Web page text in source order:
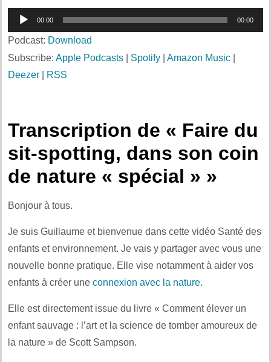
Lecteur
audio
00:00 00:00
Podcast: Download
Subscribe: Apple Podcasts Spotify Amazon Music
Deezer
RSS
Transcription de « Faire du
sit-spotting, dans son coin
de nature « spécial » »
Bonjour à tous.
Je suis Guillaume et bienvenue dans cette vidéo Santé des
enfants et environnement. Je vais y partager avec vous une
nouvelle bonne pratique. Elle vise notamment à aider vos
enfants à créer une connexion avec la nature.
Elle est directement issue du livre « Comment élever un
enfant sauvage : l’art et la science de tomber amoureux de
la nature » de Scott Sampson.